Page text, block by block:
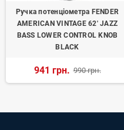
Ручка потенціометра FENDER
AMERICAN VINTAGE 62' JAZZ
BASS LOWER CONTROL KNOB
BLACK
941 грн. 990 грн.